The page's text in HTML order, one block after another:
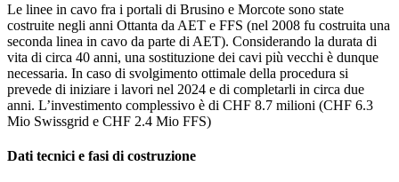
Le linee in cavo fra i portali di Brusino e Morcote sono state
costruite negli anni Ottanta da AET e FFS (nel 2008 fu costruita una
seconda linea in cavo da parte di AET). Considerando la durata di
vita di circa 40 anni, una sostituzione dei cavi più vecchi è dunque
necessaria. In caso di svolgimento ottimale della procedura si
prevede di iniziare i lavori nel 2024 e di completarli in circa due
anni. L’investimento complessivo è di CHF 8.7 milioni (CHF 6.3
Mio Swissgrid e CHF 2.4 Mio FFS)
Dati tecnici e fasi di costruzione